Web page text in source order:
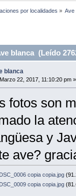
por localidades » Ave
blanca (Leído
blanca
Marzo 22, 2017, 11:10:20 pm »
fotos son
la
y
ave?
copia copia.jpg
copia copia.jpg